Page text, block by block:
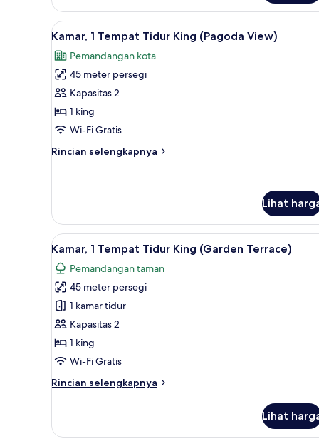
Kamar,
Tempat
King
Lihat
semua
foto
untuk
Kamar,
1
Tempat
King
Kamar, 1 Tempat Tidur King
7
Kamar, 1 Tempat Tidur King (Pagoda View)
Pemandangan kota
45 meter persegi
Kapasitas 2
1 king
Wi-Fi Gratis
Rincian selengkapnya
Rincian
1
Tempat
Tidur
King
(Pagoda
View)
Lihat
Lihat
semua
foto
untuk
Kamar,
1
Tempat
Tidur
(Garden
Kamar, 1 Tempat Tidur King
8
Kamar, 1 Tempat Tidur King (Garden Terrace)
Pemandangan taman
45 meter persegi
1 kamar tidur
Kapasitas 2
1 king
Wi-Fi Gratis
Rincian selengkapnya
Rincian
Kamar,
Lihat